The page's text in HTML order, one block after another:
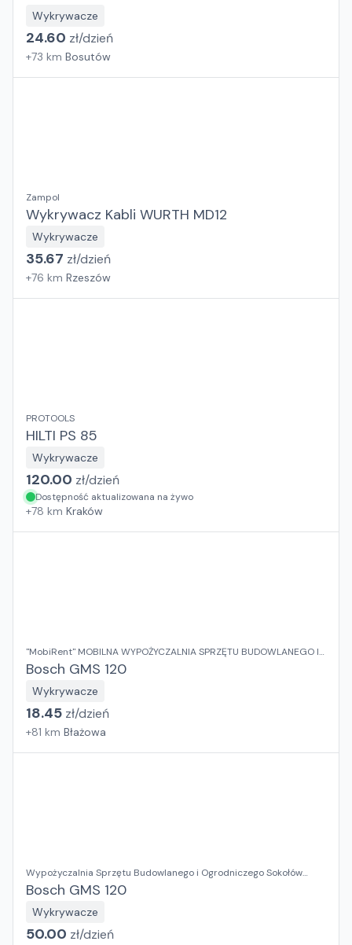
Wykrywacze
24.60 zł/dzień
+73 km Bosutów
Zampol
Wykrywacz Kabli WURTH MD12
Wykrywacze
35.67 zł/dzień
+76 km Rzeszów
PROTOOLS
HILTI PS 85
Wykrywacze
120.00 zł/dzień
Dostępność aktualizowana na żywo
+78 km Kraków
"MobiRent" MOBILNA WYPOŻYCZALNIA SPRZĘTU BUDOWLANEGO I
OGRODOWEGO Jaroslaw Rybka
Bosch GMS 120
Wykrywacze
18.45 zł/dzień
+81 km Błażowa
Wypożyczalnia Sprzętu Budowlanego i Ogrodniczego Sokołów
Małopolski
Bosch GMS 120
Wykrywacze
50.00 zł/dzień